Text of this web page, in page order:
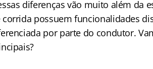
diferenças vão muito além da
corrida possuem funcionalidades
por parte do condutor.